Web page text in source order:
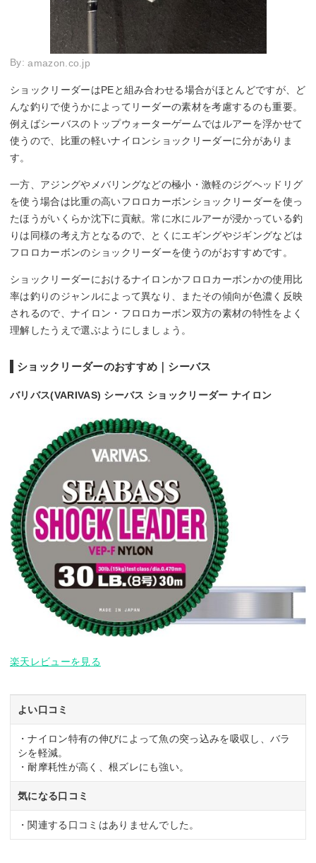
By:amazon.co.jp
ショックリーダーはPEと組み合わせる場合がほとんどですが、ど
んな釣りで使うかによってリーダーの素材を考慮するのも重要。
例えばシーバスのトップウォーターゲームではルアーを浮かせて
使うので、比重の軽いナイロンショックリーダーに分がありま
す。
一方、アジングやメバリングなどの極小・激軽のジグヘッドリグ
を使う場合は比重の高いフロロカーボンショックリーダーを使っ
たほうがいくらか沈下に貢献。常に水にルアーが浸かっている釣
りは同様の考え方となるので、とくにエギングやジギングなどは
フロロカーボンのショックリーダーを使うのがおすすめです。
ショックリーダーにおけるナイロンかフロロカーボンかの使用比
率は釣りのジャンルによって異なり、またその傾向が色濃く反映
されるので、ナイロン・フロロカーボン双方の素材の特性をよく
理解したうえで選ぶようにしましょう。
ショックリーダーのおすすめ｜シーバス
バリバス(VARIVAS) シーバス ショックリーダー ナイロン
楽天レビューを見る
よい口コミ
・ナイロン特有の伸びによって魚の突っ込みを吸収し、バラ
シを軽減。
・耐摩耗性が高く、根ズレにも強い。
気になる口コミ
・関連する口コミはありませんでした。